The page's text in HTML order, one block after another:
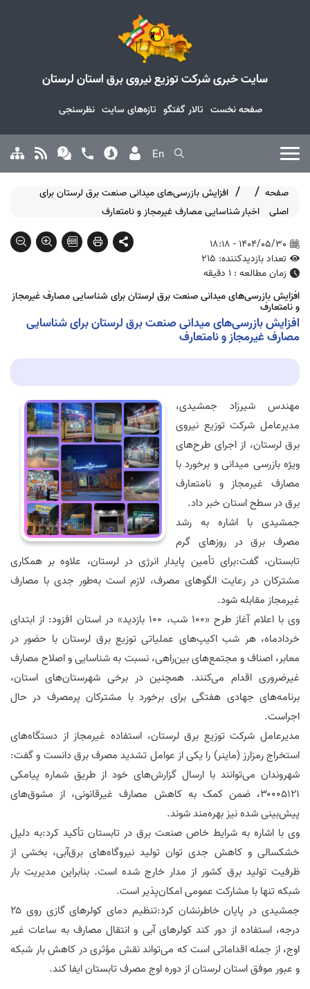
صفحه نخست تالار گفتگو تازه‌های سایت نظرسنجی
سایت خبری شرکت توزیع نیروی برق استان لرستان
En
صفحه
اصلی
اخبار
افزایش بازرسی‌های میدانی صنعت برق لرستان برای
شناسایی مصارف غیرمجاز و نامتعارف
1404/05/30 - 18:18
تعداد بازدیدکننده: 215
زمان مطالعه : 1 دقیقه
افزایش بازرسی‌های میدانی صنعت برق لرستان برای شناسایی مصارف غیرمجاز
و نامتعارف
افزایش بازرسی‌های میدانی صنعت برق لرستان برای شناسایی
مصارف غیرمجاز و نامتعارف
مهندس شیرزاد جمشیدی،
مدیرعامل شرکت توزیع نیروی
برق لرستان، از اجرای طرح‌های
ویژه بازرسی میدانی و برخورد با
مصارف غیرمجاز و نامتعارف
برق در سطح استان خبر داد.
جمشیدی با اشاره به رشد
مصرف برق در روزهای گرم
تابستان، گفت:برای تأمین پایدار انرژی در لرستان، علاوه بر همکاری
مشترکان در رعایت الگوهای مصرف، لازم است به‌طور جدی با مصارف
غیرمجاز مقابله شود.
وی با اعلام آغاز طرح «۱۰۰ شب، ۱۰۰ بازدید» در استان افزود: از ابتدای
خردادماه، هر شب اکیپ‌های عملیاتی توزیع برق لرستان با حضور در
معابر، اصناف و مجتمع‌های بین‌راهی، نسبت به شناسایی و اصلاح مصارف
غیرضروری اقدام می‌کنند. همچنین در برخی شهرستان‌های استان،
برنامه‌های جهادی هفتگی برای برخورد با مشترکان پرمصرف در حال
اجراست.
مدیرعامل شرکت توزیع برق لرستان، استفاده غیرمجاز از دستگاه‌های
استخراج رمزارز (ماینر) را یکی از عوامل تشدید مصرف برق دانست و گفت:
شهروندان می‌توانند با ارسال گزارش‌های خود از طریق شماره پیامکی
۳۰۰۰۵۱۲۱، ضمن کمک به کاهش مصارف غیرقانونی، از مشوق‌های
پیش‌بینی شده نیز بهره‌مند شوند.
وی با اشاره به شرایط خاص صنعت برق در تابستان تأکید کرد:به دلیل
خشکسالی و کاهش جدی توان تولید نیروگاه‌های برق‌آبی، بخشی از
ظرفیت تولید برق کشور از مدار خارج شده است. بنابراین مدیریت بار
شبکه تنها با مشارکت عمومی امکان‌پذیر است.
جمشیدی در پایان خاطرنشان کرد:تنظیم دمای کولرهای گازی روی ۲۵
درجه، استفاده از دور کند کولرهای آبی و انتقال مصارف به ساعات غیر
اوج، از جمله اقداماتی است که می‌تواند نقش مؤثری در کاهش بار شبکه
و عبور موفق استان لرستان از دوره اوج مصرف تابستان ایفا کند.